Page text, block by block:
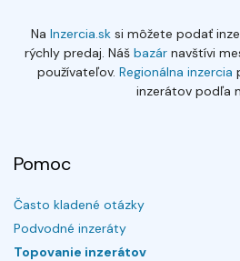
Na Inzercia.sksi môžete podať
rýchly predaj. Náš bazárnavštívi
používateľov. Regionálna inzercia
inzerátov podľa
Pomoc
Často kladené otázky
Podvodné inzeráty
Topovanie inzerátov